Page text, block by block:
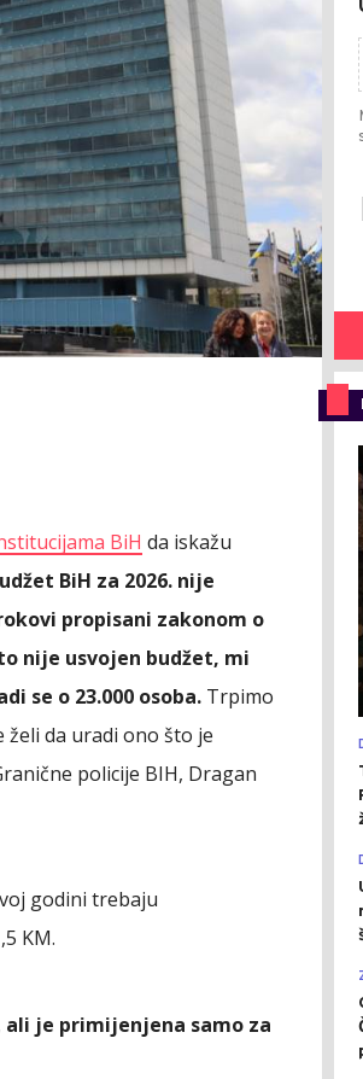
BiH da iskažu
BiH za 2026. nije
propisani zakonom o
nije usvojen budžet, mi
se o 23.000 osoba. Trpimo
da uradi ono što je
policije BIH, Dragan
godini trebaju
KM.
ali je primijenjena samo za